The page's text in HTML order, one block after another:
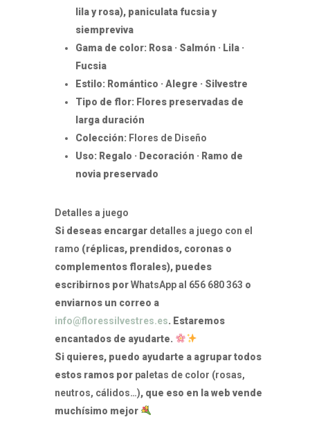
lila y rosa), paniculata fucsia y
siempreviva
Gama de color: Rosa · Salmón · Lila ·
Fucsia
Estilo: Romántico · Alegre · Silvestre
Tipo de flor: Flores preservadas de
larga duración
Colección: Flores de Diseño
Uso: Regalo · Decoración · Ramo de
novia preservado
Detalles a juego
Si deseas encargar detalles a juego con el
ramo (réplicas, prendidos, coronas o
complementos florales), puedes
escribirnos porWhatsApp al 656 680 363 o
enviarnos un correo a
info@floressilvestres.es. Estaremos
encantados de ayudarte.
Si quieres, puedo ayudarte a agrupar todos
estos ramos por paletas de color (rosas,
neutros, cálidos…), que eso en la web vende
muchísimo mejor